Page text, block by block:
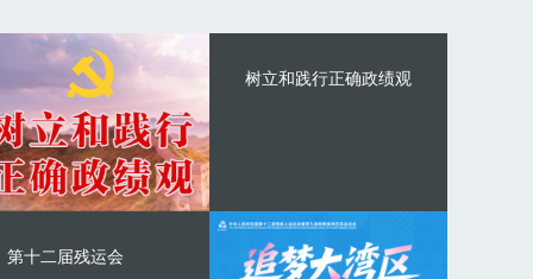
树立和践行正确政绩观
第十二届残运会